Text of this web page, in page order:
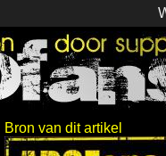
Bron van dit artikel